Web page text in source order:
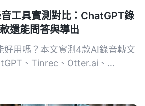
工具實測對比：ChatGPT錄
還能問答與導出
好用嗎？本文實測4款AI錄音轉文
、Tinrec、Otter.ai、